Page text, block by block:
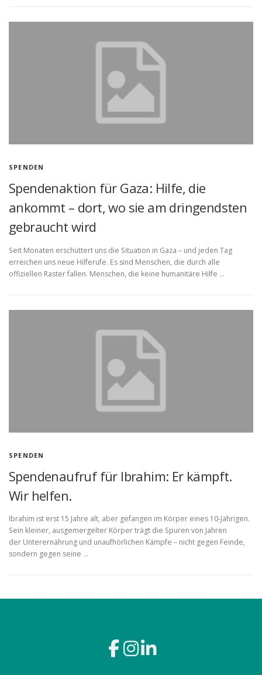
SPENDEN
Spendenaktion für Gaza: Hilfe, die
ankommt – dort, wo sie am dringendsten
gebraucht wird
Seit Monaten erschüttert uns die Situation in Gaza – und jeden Tag
erreichen uns neue Hilferufe. Es sind Menschen, die durch alle
offiziellen Raster fallen. Menschen, die keine humanitäre Hilfe …
SPENDEN
Spendenaufruf für Ibrahim: Er kämpft.
Wir helfen.
Ibrahim ist erst 15 Jahre alt, aber gefangen im Körper eines 10-Jährigen.
Sein kleiner, ausgemergelter Körper trägt die Spuren von Jahren
der Unterernährung und unaufhörlichen Kämpfe – nicht gegen Feinde,
sondern gegen seine …